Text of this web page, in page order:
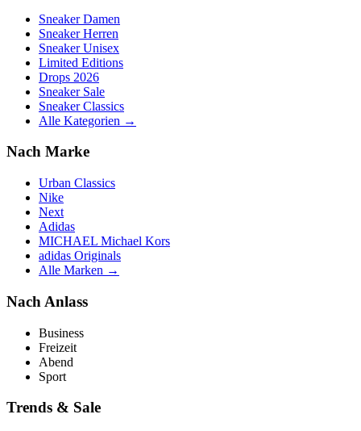
Sneaker Damen
Sneaker Herren
Sneaker Unisex
Limited Editions
Drops 2026
Sneaker Sale
Sneaker Classics
Alle Kategorien →
Nach Marke
Urban Classics
Nike
Next
Adidas
MICHAEL Michael Kors
adidas Originals
Alle Marken →
Nach Anlass
Business
Freizeit
Abend
Sport
Trends & Sale